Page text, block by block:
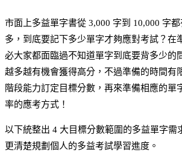
市面上多益單字書從 3,000 字到 10,000 字
多，到底要記下多少單字才夠應對考試？在
必大家都面臨過不知道單字到底要背多少的
越多越有機會獲得高分，不過準備的時間有
階段能力訂定目標分數，再來準備相應的單
率的應考方式！
以下統整出 4 大目標分數範圍的多益單字需
更清楚規劃個人的多益考試學習進度。